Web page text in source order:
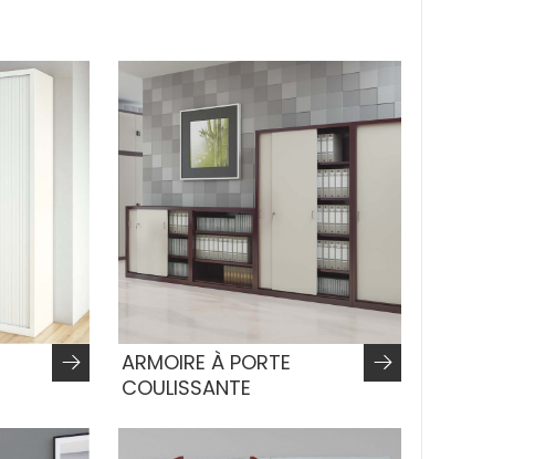
ARMOIRE À PORTE
COULISSANTE